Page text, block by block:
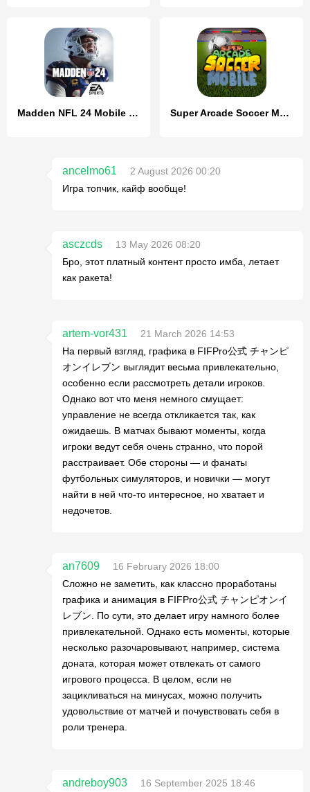
Madden NFL 24 Mobile Football Super Arcade Soccer Mobile
ancelmo61
2 August 2026 00:20
Игра топчик, кайф вообще!
asczcds
13 May 2026 08:20
Бро, этот платный контент просто имба, летает
как ракета!
artem-vor431
21 March 2026 14:53
На первый взгляд, графика в FIFPro公式 チャンピ
オンイレブン выглядит весьма привлекательно,
особенно если рассмотреть детали игроков.
Однако вот что меня немного смущает:
управление не всегда откликается так, как
ожидаешь. В матчах бывают моменты, когда
игроки ведут себя очень странно, что порой
расстраивает. Обе стороны — и фанаты
футбольных симуляторов, и новички — могут
найти в ней что-то интересное, но хватает и
недочетов.
an7609
16 February 2026 18:00
Сложно не заметить, как классно проработаны
графика и анимация в FIFPro公式 チャンピオンイ
レブン. По сути, это делает игру намного более
привлекательной. Однако есть моменты, которые
несколько разочаровывают, например, система
доната, которая может отвлекать от самого
игрового процесса. В целом, если не
зацикливаться на минусах, можно получить
удовольствие от матчей и почувствовать себя в
роли тренера.
andreboy903
16 September 2025 18:46